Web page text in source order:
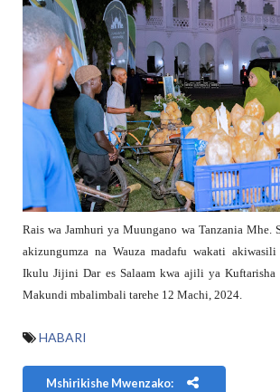
Rais wa Jamhuri ya Muungano wa Tanzania Mhe.
akizungumza na Wauza madafu wakati
Ikulu Jijini Dar es Salaam kwa ajili ya Kuftarisha
Makundi mbalimbali tarehe 12 Machi, 2024.
HABARI
Mshirikishe Mwenzako: